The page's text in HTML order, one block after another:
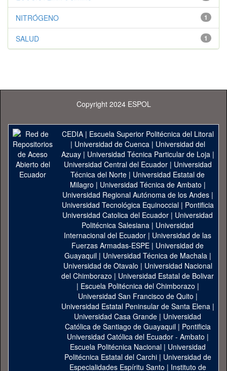
1
NITRÓGENO
1
SALUD
Copyright 2024 ESPOL
CEDIA| Escuela Superior Politécnica del Litoral
| Universidad de Cuenca| Universidad del
Azuay| Universidad Técnica Particular de Loja|
Universidad Central del Ecuador| Universidad
Técnica del Norte | Universidad Estatal de
Milagro | Universidad Técnica de Ambato |
Universidad Regional Autónoma de los Andes|
Universidad Tecnológica Equinoccial| Pontificia
Universidad Catolica del Ecuador | Universidad
Politécnica Salesiana | Universidad
Internacional del Ecuador | Universidad de las
Fuerzas Armadas-ESPE | Universidad de
Guayaquil| Universidad Técnica de Machala|
Universidad de Otavalo | Universidad Nacional
del Chimborazo | Universidad Estatal de Bolivar
| Escuela Politécnica del Chimborazo |
Universidad San Francisco de Quito |
Universidad Estatal Peninsular de Santa Elena|
Universidad Casa Grande | Universidad
Católica de Santiago de Guayaquil| Pontificia
Universidad Católica del Ecuador - Ambato |
Escuela Politécnica Nacional| Universidad
Politécnica Estatal del Carchi| Universidad de
Especialidades Espíritu Santo | Instituto de